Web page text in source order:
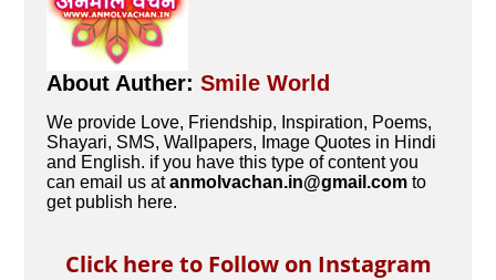
About Auther:Smile World
We provide Love, Friendship, Inspiration, Poems,
Shayari, SMS, Wallpapers, Image Quotes in Hindi
and English. if you have this type of content you
can email us atanmolvachan.in@gmail.com to
get publish here.
Click here to Follow on Instagram